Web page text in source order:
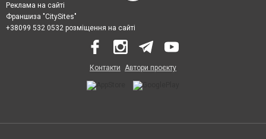
Реклама на сайті
Франшиза "CitySites"
+38099 532 0532 розміщення на сайті
Контакти Автори проєкту